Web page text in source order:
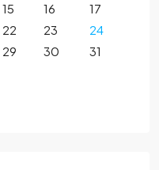
15 16
17
22 23
24
29 30 31